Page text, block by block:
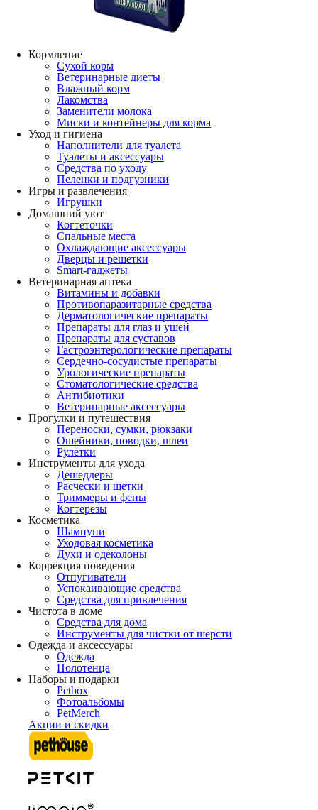
Кормление
Сухой корм
Ветеринарные диеты
Влажный корм
Лакомства
Заменители молока
Миски и контейнеры для корма
Уход и гигиена
Наполнители для туалета
Туалеты и аксессуары
Средства по уходу
Пеленки и подгузники
Игры и развлечения
Игрушки
Домашний уют
Когтеточки
Спальные места
Охлаждающие аксессуары
Дверцы и решетки
Smart-гаджеты
Ветеринарная аптека
Витамины и добавки
Противопаразитарные средства
Дерматологические препараты
Препараты для глаз и ушей
Препараты для суставов
Гастроэнтерологические препараты
Сердечно-сосудистые препараты
Урологические препараты
Стоматологические средства
Антибиотики
Ветеринарные аксессуары
Прогулки и путешествия
Переноски, сумки, рюкзаки
Ошейники, поводки, шлеи
Рулетки
Инструменты для ухода
Дешеддеры
Расчески и щетки
Триммеры и фены
Когтерезы
Косметика
Шампуни
Уходовая косметика
Духи и одеколоны
Коррекция поведения
Отпугиватели
Успокаивающие средства
Средства для привлечения
Чистота в доме
Средства для дома
Инструменты для чистки от шерсти
Одежда и аксессуары
Одежда
Полотенца
Наборы и подарки
Petbox
Фотоальбомы
PetMerch
Акции и скидки